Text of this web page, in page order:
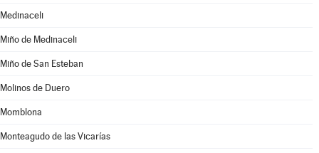
Medinaceli
Miño de Medinaceli
Miño de San Esteban
Molinos de Duero
Momblona
Monteagudo de las Vicarías